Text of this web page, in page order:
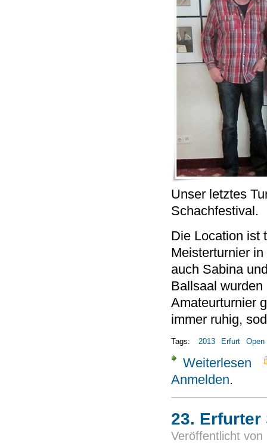
Unser letztes
Schachfestival.
Die Location ist
Meisterturnier
auch Sabina
Ballsaal
Amateurturnier
immer ruhig,
Tags: 2013 Erfurt Open
Weiterlesen
Anmelden.
23. Erfurter
Veröffentlicht von